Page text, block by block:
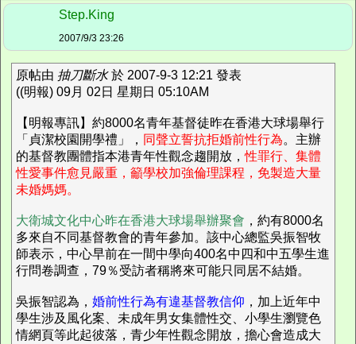
Step.King
2007/9/3 23:26
原帖由 抽刀斷水於 2007-9-3 12:21 發表
((明報) 09月 02日 星期日 05:10AM
【明報專訊】約8000名青年基督徒昨在香港大球場舉行
「貞潔校園開學禮」， 同聲立誓抗拒婚前性行為。主辦
的基督教團體指本港青年性觀念趨開放，性罪行、集體
性愛事件愈見嚴重，籲學校加強倫理課程，免製造大量
未婚媽媽。
大衛城文化中心昨在香港大球場舉辦聚會 ，約有8000名
多來自不同基督教會的青年參加。該中心總監吳振智牧
師表示，中心早前在一間中學向400名中四和中五學生進
行問卷調查，79％受訪者稱將來可能只同居不結婚。
吳振智認為， 婚前性行為有違基督教信仰 ，加上近年中
學生涉及風化案、未成年男女集體性交、小學生瀏覽色
情網頁等此起彼落，青少年性觀念開放，擔心會造成大